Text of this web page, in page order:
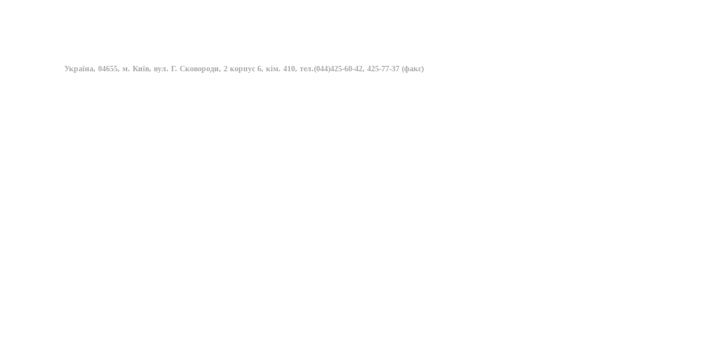
Україна, 04655, м. Київ, вул. Г. Сковороди, 2 корпус 6, кім. 410, тел.(044)425-60-42, 425-77-37 (факс)